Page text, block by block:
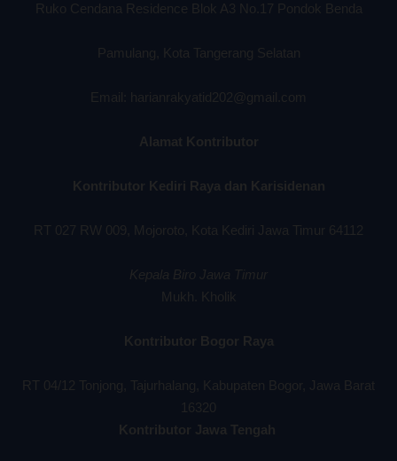
Ruko Cendana Residence Blok A3 No.17 Pondok Benda
Pamulang, Kota Tangerang Selatan
Email: harianrakyatid202@gmail.com
Alamat Kontributor
Kontributor Kediri Raya dan Karisidenan
RT 027 RW 009, Mojoroto, Kota Kediri Jawa Timur 64112
Kepala Biro Jawa Timur
Mukh. Kholik
Kontributor Bogor Raya
RT 04/12 Tonjong, Tajurhalang, Kabupaten Bogor, Jawa Barat
16320
Kontributor Jawa Tengah